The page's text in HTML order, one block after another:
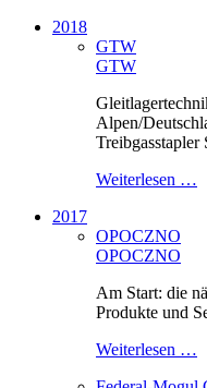
2018
GTW
GTW
Alpen/
Treibgasstapler
Weiterlesen …
2017
OPOCZNO
OPOCZNO
Am Start: die
Produkte und
Weiterlesen …